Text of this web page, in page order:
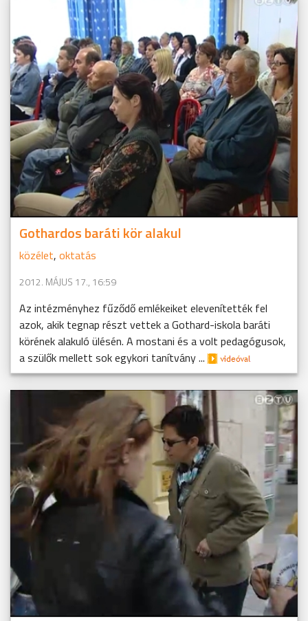
Gothardos baráti kör alakul
közélet, oktatás
2012. MÁJUS 17., 16:59
Az intézményhez fűződő emlékeiket elevenítették fel
azok, akik tegnap részt vettek a Gothard-iskola baráti
körének alakuló ülésén. A mostani és a volt pedagógusok,
a szülők mellett sok egykori tanítvány ...